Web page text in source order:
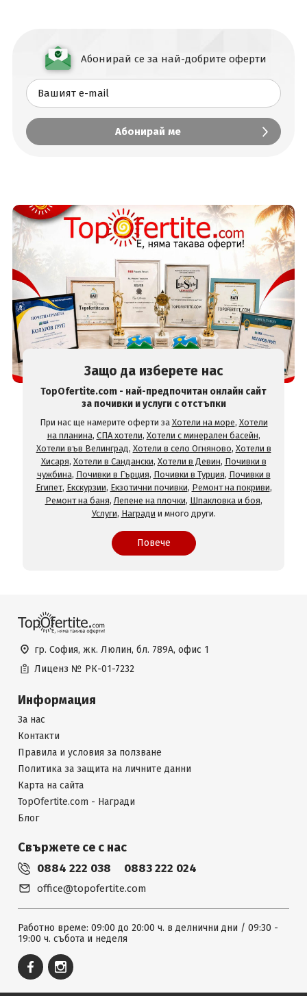
Абонирай се за най-добрите оферти
Защо да изберете нас
TopOfertite.com - най-предпочитан онлайн сайт
за почивки и услуги с отстъпки
При нас ще намерите оферти за Хотели на море, Хотели
на планина, СПА хотели, Хотели с минерален басейн,
Хотели във Велинград, Хотели в село Огняново, Хотели в
Хисаря, Хотели в Сандански, Хотели в Девин, Почивки в
чужбина, Почивки в Гърция, Почивки в Турция, Почивки в
Египет, Екскурзии, Екзотични почивки, Ремонт на покриви,
Ремонт на баня, Лепене на плочки, Шпакловка и боя,
Услуги, Награди и много други.
Повече
гр. София, жк. Люлин, бл. 789А, офис 1
Лиценз № РК-01-7232
Информация
За нас
Контакти
Правила и условия за ползване
Политика за защита на личните данни
Карта на сайта
TopOfertite.com - Награди
Блог
Свържете се с нас
0884 222 038 0883 222 024
office@topofertite.com
Работно време: 09:00 до 20:00 ч. в делнични дни / 09:30 -
19:00 ч. събота и неделя